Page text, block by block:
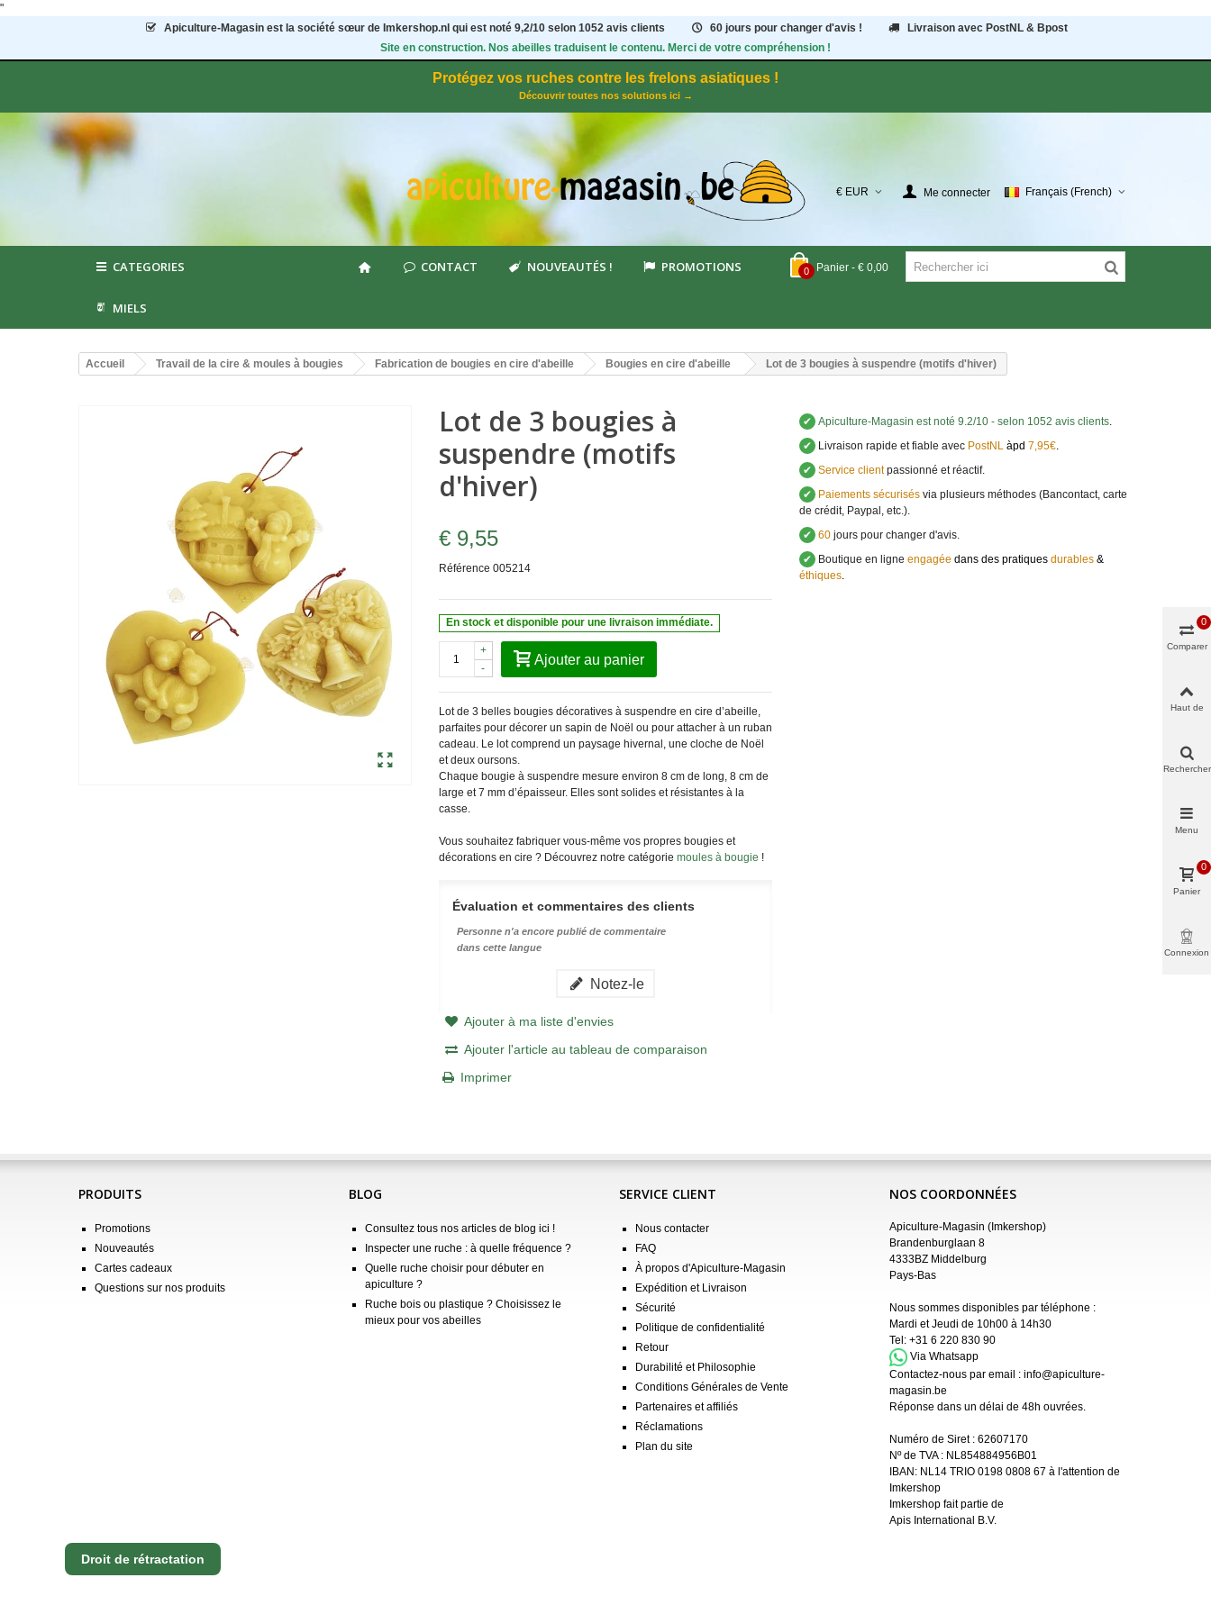
"
Apiculture-Magasin est la société sœur de Imkershop.nl qui est noté 9,2/10 selon 1052avis clients 60 jours pour changer d'avis !
Livraison avec PostNL & Bpost
Site en construction. Nos abeilles traduisent le contenu. Merci de votre compréhension !
Protégez vos ruches contre les frelons asiatiques !
Découvrir toutes nos solutions ici →
€ EUR Me connecter Français (French)
0 Panier - € 0,00
CATEGORIES CONTACT NOUVEAUTÉS ! PROMOTIONS
MIELS
Accueil Travail de la cire & moules à bougies Fabrication de bougies en cire d'abeille Bougies en cire d'abeille Lot de 3 bougies à suspendre (motifs d'hiver)
Lot de 3 bougies à
suspendre (motifs
d'hiver)
€ 9,55
Référence 005214
En stock et disponible pour une livraison immédiate.
-
+
Ajouter au panier
Lot de 3 belles bougies décoratives à suspendre en cire d’abeille,
parfaites pour décorer un sapin de Noël ou pour attacher à un ruban
cadeau. Le lot comprend un paysage hivernal, une cloche de Noël
et deux oursons.
Chaque bougie à suspendre mesure environ 8 cm de long, 8 cm de
large et 7 mm d’épaisseur. Elles sont solides et résistantes à la
casse.
Vous souhaitez fabriquer vous-même vos propres bougies et
décorations en cire ? Découvrez notre catégorie moules à bougie !
Évaluation et commentaires des clients
Personne n'a encore publié de commentaire
dans cette langue
Notez-le
Ajouter à ma liste d'envies
Ajouter l'article au tableau de comparaison
Imprimer
✔ Apiculture-Magasin est noté 9.2/10 - selon 1052 avis clients.
✔ Livraison rapide et fiable avecPostNL àpd 7,95€.
✔ Service clientpassionné et réactif.
✔ Paiements sécurisésvia plusieurs méthodes (Bancontact, carte
de crédit, Paypal, etc.).
✔ 60jours pour changer d'avis.
✔ Boutique en ligne engagée dans des pratiques durables&
éthiques.
PRODUITS
Promotions
Nouveautés
Cartes cadeaux
Questions sur nos produits
BLOG
Consultez tous nos articles de blog ici !
Inspecter une ruche : à quelle fréquence ?
Quelle ruche choisir pour débuter en
apiculture ?
Ruche bois ou plastique ? Choisissez le
mieux pour vos abeilles
SERVICE CLIENT
Nous contacter
FAQ
À propos d'Apiculture-Magasin
Expédition et Livraison
Sécurité
Politique de confidentialité
Retour
Durabilité et Philosophie
Conditions Générales de Vente
Partenaires et affiliés
Réclamations
Plan du site
NOS COORDONNÉES
Apiculture-Magasin (Imkershop)
Brandenburglaan 8
4333BZ Middelburg
Pays-Bas
Nous sommes disponibles par téléphone :
Mardi et Jeudi de 10h00 à 14h30
Tel: +31 6 220 830 90
Via Whatsapp
Contactez-nous par email : info@apiculture-
magasin.be
Réponse dans un délai de 48h ouvrées.
Numéro de Siret : 62607170
Nº de TVA : NL854884956B01
IBAN: NL14 TRIO 0198 0808 67 à l'attention de
Imkershop
Imkershop fait partie de
Apis International B.V.
Droit de rétractation
Comparer
0
Haut de
Rechercher
Menu
Panier
0
Connexion